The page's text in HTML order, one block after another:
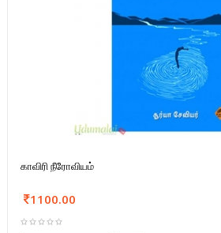
காவிரி நீரோவியம்
1100.00